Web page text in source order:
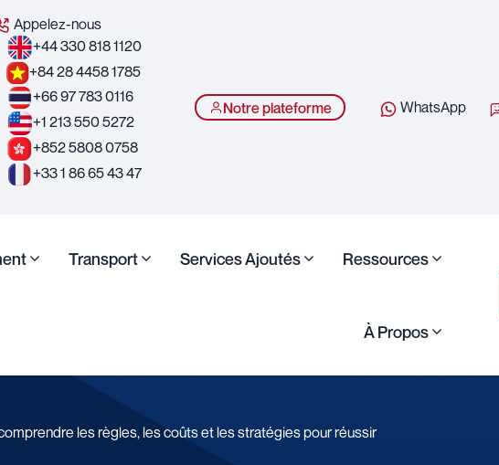
Appelez-nous
+44 330 818 1120
+84 28 4458 1785
+66 97 783 0116
+1 213 550 5272
+852 5808 0758
+33 1 86 65 43 47
Notre plateforme WhatsApp
Transport Services Ajoutés Ressources
À Propos
les règles, les coûts et les stratégies pour réussir